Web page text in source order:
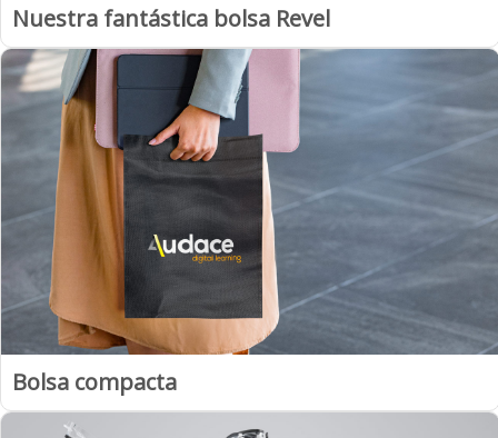
Nuestra fantástica bolsa Revel
Bolsa compacta